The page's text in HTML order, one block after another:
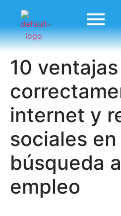
10
internet y
sociales
búsqueda
empleo